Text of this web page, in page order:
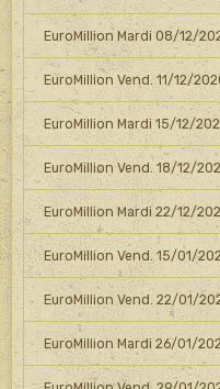
EuroMillion Mardi 08/12/
EuroMillion Vend. 11/12/
EuroMillion Mardi 15/12/
EuroMillion Vend. 18/12/
EuroMillion Mardi 22/12/
EuroMillion Vend. 15/01/
EuroMillion Vend. 22/01/
EuroMillion Mardi 26/01/